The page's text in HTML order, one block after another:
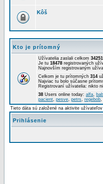
Kôš
Kto je prítomný
Užívatelia zaslali celkom
Je tu 18478 registrovaných
Najnovším registrovaným
Celkom je tu prítomných 314
Najviac tu bolo súčasne
Registrovaní užívatelia: nikto
38 Users online today: alfa,
pacient, pesve, petrs, regebob,
Tieto dáta sú založené na aktivite
Prihlásenie